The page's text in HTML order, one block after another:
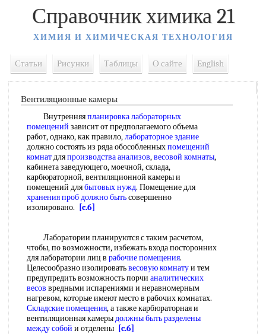
Справочник химика 21
ХИМИЯ И ХИМИЧЕСКАЯ ТЕХНОЛОГИЯ
Статьи Рисунки Таблицы О сайте English
Вентиляционные камеры
Внутренняяпланировка лабораторных
помещений зависит от предполагаемого объема
работ, однако, как правило,лабораторное здание
должно состоять из ряда обособленныхпомещений
комнатдляпроизводства анализов,весовой комнаты,
кабинета заведующего, моечной, склада,
карбюраторной, вентиляционной камеры и
помещений длябытовых нужд. Помещение для
хранения пробдолжно бытьсовершенно
изолировано.
[c.6]
Лаборатории планируются с таким расчетом,
чтобы, по возможности, избежать входа посторонних
для лаборатории лиц в рабочие помещения.
Целесообразно изолироватьвесовую комнатуи тем
предупредить возможность порчи аналитических
весов вредными испарениями и неравномерным
нагревом, которые имеют место в рабочих комнатах.
Складские помещения, а также карбюраторная и
вентиляционная камерыдолжны бытьразделены
междусобой и отделены [c.6]